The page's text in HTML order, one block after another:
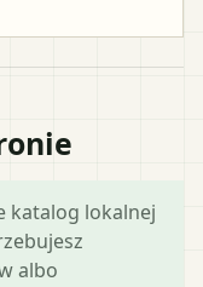
katalog lokalnej
albo